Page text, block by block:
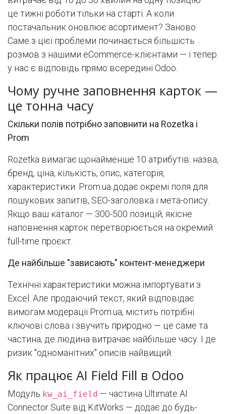
це тижні роботи тільки на старті. А коли
постачальник оновлює асортимент? Заново.
Саме з цієї проблеми починається більшість
розмов з нашими eCommerce-клієнтами — і тепер
у нас є відповідь прямо всередині Odoo.
Чому ручне заповнення карток —
це тонна часу
Скільки полів потрібно заповнити на Rozetka і
Prom
Rozetka вимагає щонайменше 10 атрибутів: назва,
бренд, ціна, кількість, опис, категорія,
характеристики. Prom.ua додає окремі поля для
пошукових запитів, SEO-заголовка і мета-опису.
Якщо ваш каталог — 300-500 позицій, якісне
наповнення карток перетворюється на окремий
full-time проєкт.
Де найбільше "зависають" контент-менеджери
Технічні характеристики можна імпортувати з
Excel. Але продаючий текст, який відповідає
вимогам модерації Prom.ua, містить потрібні
ключові слова і звучить природно — це саме та
частина, де людина витрачає найбільше часу. І де
ризик "одноманітних" описів найвищий.
Як працює AI Field Fill в Odoo
Модуль kw_ai_field — частина Ultimate AI
Connector Suite від KitWorks — додає до будь-